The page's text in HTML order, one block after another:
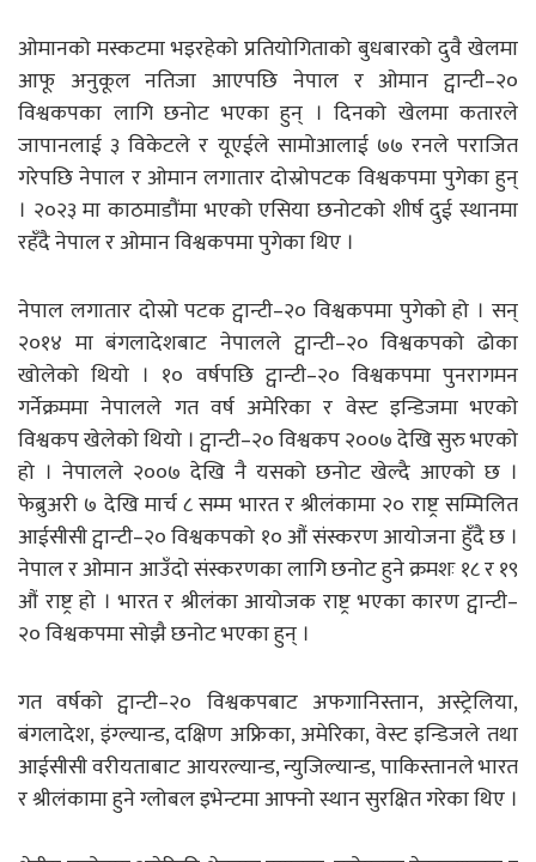
ओमानको मस्कटमा भइरहेको प्रतियोगिताको बुधबारको दुवै खेलमा
आफू अनुकूल नतिजा आएपछि नेपाल र ओमान ट्वान्टी–२०
विश्वकपका लागि छनोट भएका हुन् । दिनको खेलमा कतारले
जापानलाई ३ विकेटले र यूएईले सामोआलाई ७७ रनले पराजित
गरेपछि नेपाल र ओमान लगातार दोस्रोपटक विश्वकपमा पुगेका हुन्
। २०२३ मा काठमाडौंमा भएको एसिया छनोटको शीर्ष दुई स्थानमा
रहँदै नेपाल र ओमान विश्वकपमा पुगेका थिए ।
नेपाल लगातार दोस्रो पटक ट्वान्टी–२० विश्वकपमा पुगेको हो । सन्
२०१४ मा बंगलादेशबाट नेपालले ट्वान्टी–२० विश्वकपको ढोका
खोलेको थियो । १० वर्षपछि ट्वान्टी–२० विश्वकपमा पुनरागमन
गर्नेक्रममा नेपालले गत वर्ष अमेरिका र वेस्ट इन्डिजमा भएको
विश्वकप खेलेको थियो । ट्वान्टी–२० विश्वकप २००७ देखि सुरु भएको
हो । नेपालले २००७ देखि नै यसको छनोट खेल्दै आएको छ ।
फेब्रुअरी ७ देखि मार्च ८ सम्म भारत र श्रीलंकामा २० राष्ट्र सम्मिलित
आईसीसी ट्वान्टी–२० विश्वकपको १० औं संस्करण आयोजना हुँदै छ ।
नेपाल र ओमान आउँदो संस्करणका लागि छनोट हुने क्रमशः १८ र १९
औं राष्ट्र हो । भारत र श्रीलंका आयोजक राष्ट्र भएका कारण ट्वान्टी–
२० विश्वकपमा सोझै छनोट भएका हुन् ।
गत वर्षको ट्वान्टी–२० विश्वकपबाट अफगानिस्तान, अस्ट्रेलिया,
बंगलादेश, इंग्ल्यान्ड, दक्षिण अफ्रिका, अमेरिका, वेस्ट इन्डिजले तथा
आईसीसी वरीयताबाट आयरल्यान्ड, न्युजिल्यान्ड, पाकिस्तानले भारत
र श्रीलंकामा हुने ग्लोबल इभेन्टमा आफ्नो स्थान सुरक्षित गरेका थिए ।